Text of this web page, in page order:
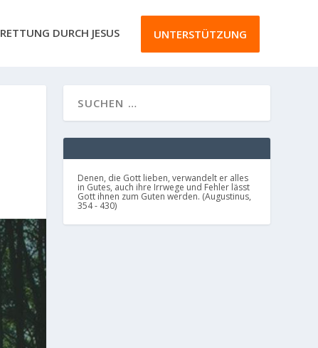
RETTUNG DURCH JESUS UNTERSTÜTZUNG
Denen, die Gott lieben, verwandelt er alles
in Gutes, auch ihre Irrwege und Fehler lässt
Gott ihnen zum Guten werden. (Augustinus,
354 - 430)